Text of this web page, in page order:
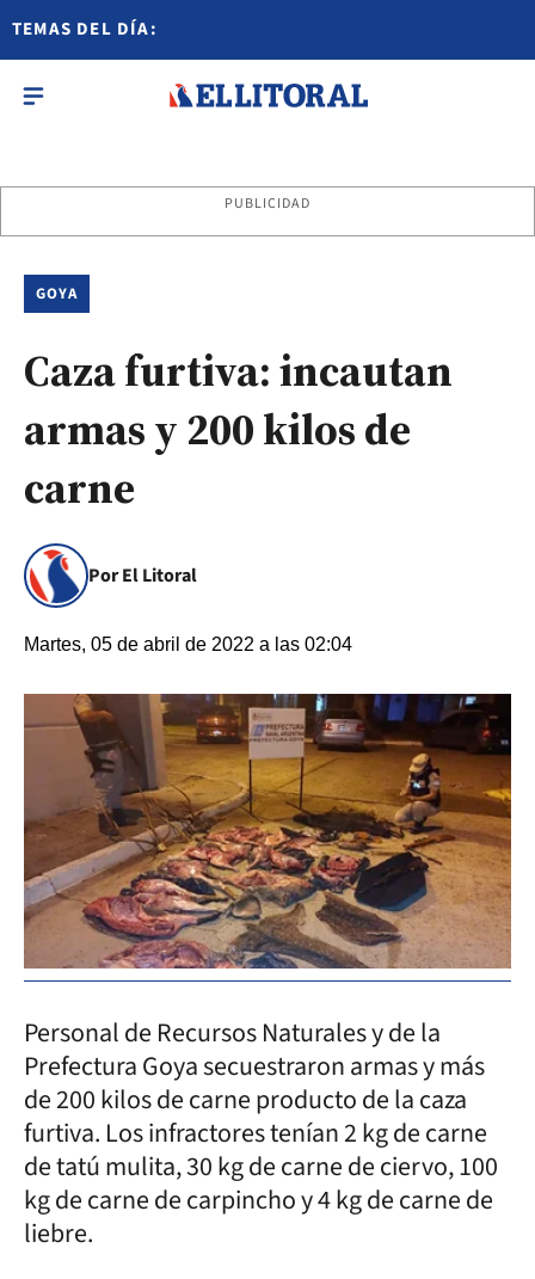
TEMAS DEL DÍA:
PUBLICIDAD
GOYA
Caza furtiva: incautan
armas y 200 kilos de
carne
Por El Litoral
Martes, 05 de abril de 2022 a las 02:04
Personal de Recursos Naturales y de la
Prefectura Goya secuestraron armas y más
de 200 kilos de carne producto de la caza
furtiva. Los infractores tenían 2 kg de carne
de tatú mulita, 30 kg de carne de ciervo, 100
kg de carne de carpincho y 4 kg de carne de
liebre.